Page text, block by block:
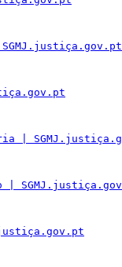
|
|